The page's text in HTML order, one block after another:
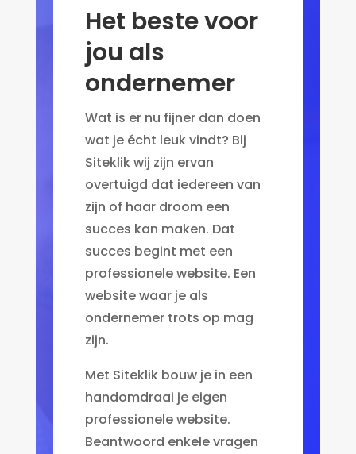
Het beste voor
jou als
ondernemer
Wat is er nu fijner dan doen
wat je écht leuk vindt? Bij
Siteklik wij zijn ervan
overtuigd dat iedereen van
zijn of haar droom een
succes kan maken. Dat
succes begint met een
professionele website. Een
website waar je als
ondernemer trots op mag
zijn.
Met Siteklik bouw je in een
handomdraai je eigen
professionele website.
Beantwoord enkele vragen